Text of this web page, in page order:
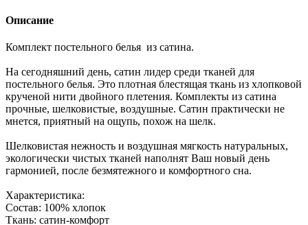
Описание
Комплект постельного белья из сатина.
На сегодняшний день, сатин лидер среди тканей для
постельного белья. Это плотная блестящая ткань из хлопковой
крученой нити двойного плетения. Комплекты из сатина
прочные, шелковистые, воздушные. Сатин практически не
мнется, приятный на ощупь, похож на шелк.
Шелковистая нежность и воздушная мягкость натуральных,
экологически чистых тканей наполнят Ваш новый день
гармонией, после безмятежного и комфортного сна.
Характеристика:
Состав: 100% хлопок
Ткань: сатин-комфорт